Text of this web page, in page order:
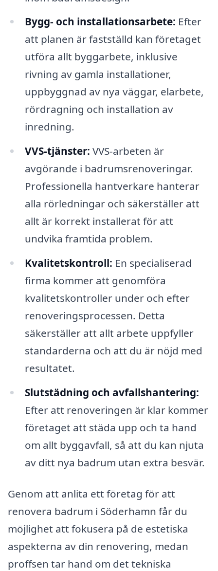
Bygg- och installationsarbete: Efter
att planen är fastställd kan företaget
utföra allt byggarbete, inklusive
rivning av gamla installationer,
uppbyggnad av nya väggar, elarbete,
rördragning och installation av
inredning.
VVS-tjänster: VVS-arbeten är
avgörande i badrumsrenoveringar.
Professionella hantverkare hanterar
alla rörledningar och säkerställer att
allt är korrekt installerat för att
undvika framtida problem.
Kvalitetskontroll: En specialiserad
firma kommer att genomföra
kvalitetskontroller under och efter
renoveringsprocessen. Detta
säkerställer att allt arbete uppfyller
standarderna och att du är nöjd med
resultatet.
Slutstädning och avfallshantering:
Efter att renoveringen är klar kommer
företaget att städa upp och ta hand
om allt byggavfall, så att du kan njuta
av ditt nya badrum utan extra besvär.
Genom att anlita ett företag för att
renovera badrum i Söderhamn får du
möjlighet att fokusera på de estetiska
aspekterna av din renovering, medan
proffsen tar hand om det tekniska